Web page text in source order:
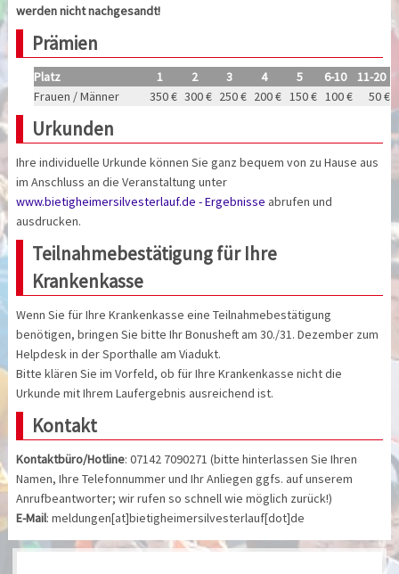
werden nicht nachgesandt!
Prämien
Platz 1 2 3 4 5 6-10
11-20
Frauen / Männer
350 € 300 € 250 € 200 € 150 € 100 € 50 €
Urkunden
Ihre individuelle Urkunde können Sie ganz bequem von zu Hause aus
im Anschluss an die Veranstaltung unter
www.bietigheimersilvesterlauf.de - Ergebnisse abrufen und
ausdrucken.
Teilnahmebestätigung für Ihre
Krankenkasse
Wenn Sie für Ihre Krankenkasse eine Teilnahmebestätigung
benötigen, bringen Sie bitte Ihr Bonusheft am 30./31. Dezember zum
Helpdesk in der Sporthalle am Viadukt.
Bitte klären Sie im Vorfeld, ob für Ihre Krankenkasse nicht die
Urkunde mit Ihrem Laufergebnis ausreichend ist.
Kontakt
Kontaktbüro/Hotline: 07142 7090271 (bitte hinterlassen Sie Ihren
Namen, Ihre Telefonnummer und Ihr Anliegen ggfs. auf unserem
Anrufbeantworter; wir rufen so schnell wie möglich zurück!)
E-Mail: meldungen[at]bietigheimersilvesterlauf[dot]de